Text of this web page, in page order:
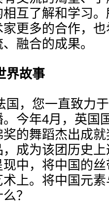
互了解和学习
更多的合作，
融合的成果。
界故事
国，您一直致力
今年4月，英国
奖的舞蹈杰出成
成为该团历史
中，将中国的
上。将中国元
？